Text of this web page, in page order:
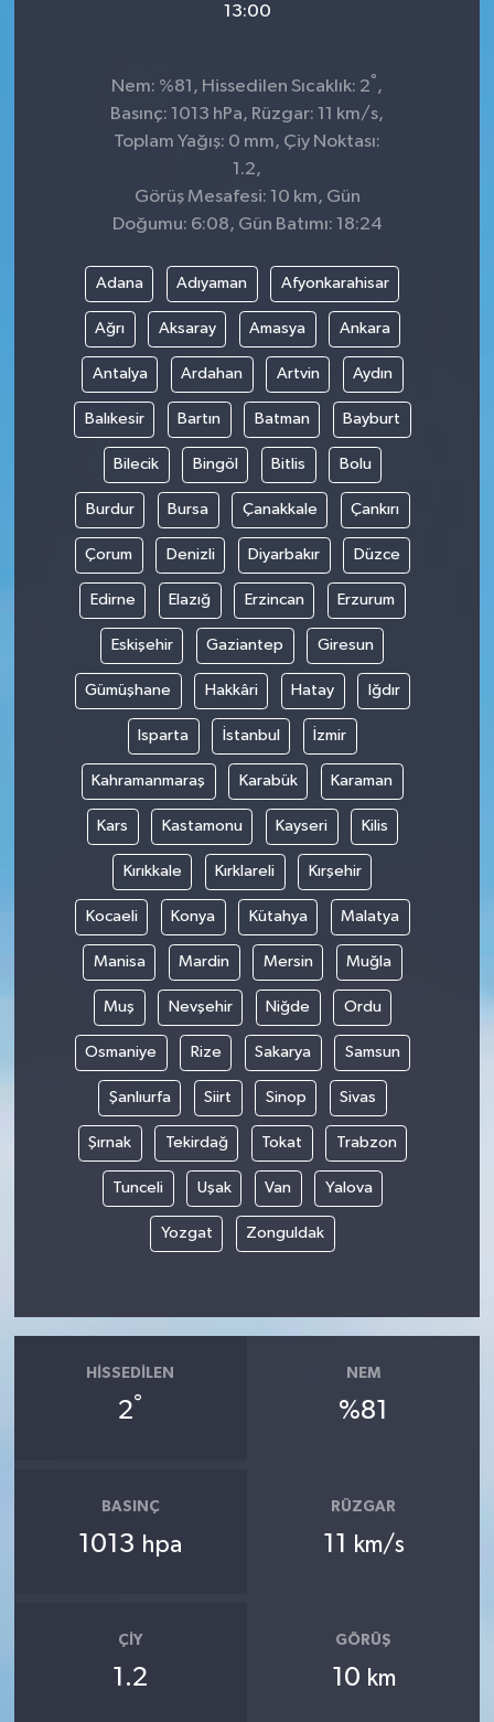
13:00
Nem: %81, Hissedilen Sıcaklık: 2° ,
Basınç: 1013 hPa, Rüzgar: 11 km/s,
Toplam Yağış: 0 mm, Çiy Noktası:
1.2,
Görüş Mesafesi: 10 km, Gün
Doğumu: 6:08, Gün Batımı: 18:24
Adana Adıyaman Afyonkarahisar
Ağrı Aksaray Amasya Ankara
Antalya Ardahan Artvin Aydın
Balıkesir Bartın Batman Bayburt
Bilecik Bingöl Bitlis Bolu
Burdur Bursa Çanakkale Çankırı
Çorum Denizli Diyarbakır Düzce
Edirne Elazığ Erzincan Erzurum
Eskişehir Gaziantep Giresun
Gümüşhane Hakkâri Hatay Iğdır
Isparta İstanbul İzmir
Kahramanmaraş Karabük Karaman
Kars Kastamonu Kayseri Kilis
Kırıkkale Kırklareli Kırşehir
Kocaeli Konya Kütahya Malatya
Manisa Mardin Mersin Muğla
Muş Nevşehir Niğde Ordu
Osmaniye Rize Sakarya Samsun
Şanlıurfa Siirt Sinop Sivas
Şırnak Tekirdağ Tokat Trabzon
Tunceli Uşak Van Yalova
Yozgat Zonguldak
HISSEDILEN
2°
NEM
%81
BASINÇ
1013 hpa
RÜZGAR
11 km/s
ÇIY
1.2
GÖRÜŞ
10 km
POLİTİKA
SAĞLIK
SPOR
TARIM
TEKNOLOJİ
TURİZM
VİDEO HABER
YAŞAM